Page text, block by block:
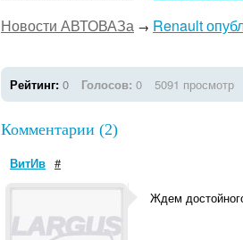
Новости АВТОВАЗа → Renault
Рейтинг: 0 Голосов: 0 5091 просмотр
Комментарии (2)
ВитИв #
Ждем